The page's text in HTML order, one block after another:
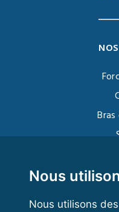
Nous
Nous utilisons